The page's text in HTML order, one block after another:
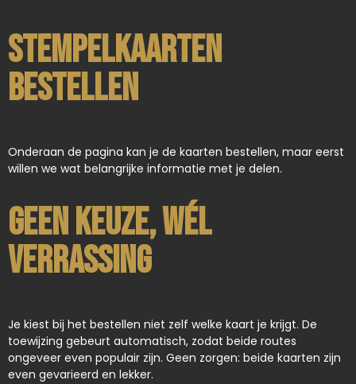
Stempelkaarten
bestellen
Onderaan de pagina kan je de kaarten bestellen, maar eerst
willen we wat belangrijke informatie met je delen.
Geen keuze, wél
verrassing
Je kiest bij het bestellen niet zelf welke kaart je krijgt. De
toewijzing gebeurt automatisch, zodat beide routes
ongeveer even populair zijn. Geen zorgen: beide kaarten zijn
even gevarieerd en lekker.